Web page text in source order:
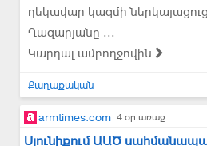
ղեկավար կազմի
Ղազարյանը ...
Կարդալ ամբողջովին
Քաղաքական
armtimes.com 4 օր առաջ
Սյունիքում ԱԱԾ